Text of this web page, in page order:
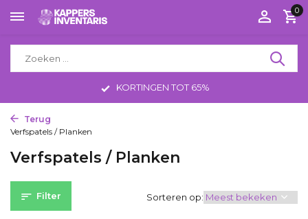
0
KORTINGEN TOT 65%
Terug
Verfspatels / Planken
Verfspatels / Planken
Filter Sorteren op: